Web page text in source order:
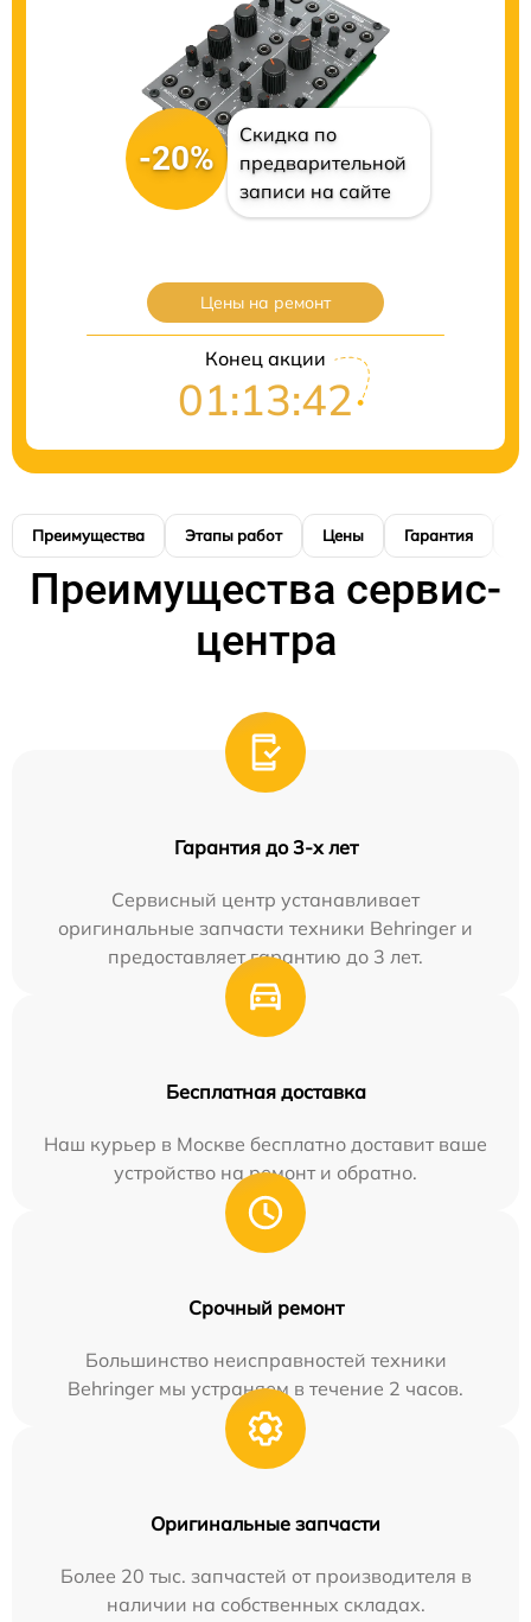
-20%
Скидка по
предварительной
записи на сайте
Цены на ремонт
Конец акции
01:13:41
Преимущества Этапы работ Цены Гарантия
Преимущества сервис-
центра
Гарантия до 3-х лет
Сервисный центр устанавливает
оригинальные запчасти техники Behringer и
предоставляет гарантию до 3 лет.
Бесплатная доставка
Наш курьер в Москве бесплатно доставит ваше
устройство на ремонт и обратно.
Срочный ремонт
Большинство неисправностей техники
Behringer мы устраняем в течение 2 часов.
Оригинальные запчасти
Более 20 тыс. запчастей от производителя в
наличии на собственных складах.